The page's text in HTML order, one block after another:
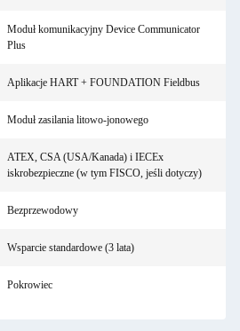
Moduł komunikacyjny Device Communicator
Plus
Aplikacje HART + FOUNDATION Fieldbus
Moduł zasilania litowo-jonowego
ATEX, CSA (USA/Kanada) i IECEx
iskrobezpieczne (w tym FISCO, jeśli dotyczy)
Bezprzewodowy
Wsparcie standardowe (3 lata)
Pokrowiec